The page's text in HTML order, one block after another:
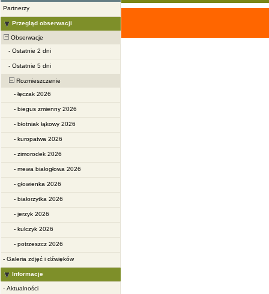
Partnerzy
Przegląd obserwacji
Obserwacje
- Ostatnie 2 dni
- Ostatnie 5 dni
Rozmieszczenie
- łęczak 2026
- biegus zmienny 2026
- błotniak łąkowy 2026
- kuropatwa 2026
- zimorodek 2026
- mewa białogłowa 2026
- głowienka 2026
- białorzytka 2026
- jerzyk 2026
- kulczyk 2026
- potrzeszcz 2026
- Galeria zdjęć i dźwięków
Informacje
- Aktualności